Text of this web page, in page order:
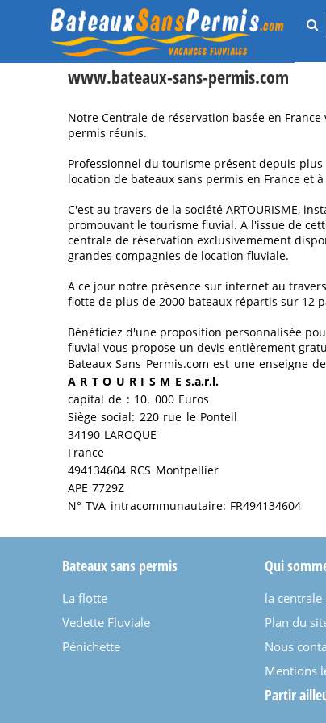
www.bateaux-sans-permis.com
Notre Centrale de réservation basée en
permis réunis.
Professionnel du tourisme présent depuis
location de bateaux sans permis en France et
C'est au travers de la société ARTOURISME,
promouvant le tourisme fluvial. A l'issue de
centrale de réservation exclusivemement
grandes compagnies de location fluviale.
A ce jour notre présence sur internet au
flotte de plus de 2000 bateaux répartis sur 12
Bénéficiez d'une proposition personnalisée
fluvial vous propose un devis entièrement
Bateaux Sans Permis.com est une enseigne
A R T O U R I S M E s.a.r.l.
capital de : 10. 000 Euros
Siège social: 220 rue le Ponteil
34190 LAROQUE
France
494134604 RCS Montpellier
APE 7729Z
N° TVA intracommunautaire: FR494134604
Bateaux sans permis
La flotte
Vedette Fluviale
Pénichette
Qui
la centrale
Plan du
Nous
Mentions
Partir